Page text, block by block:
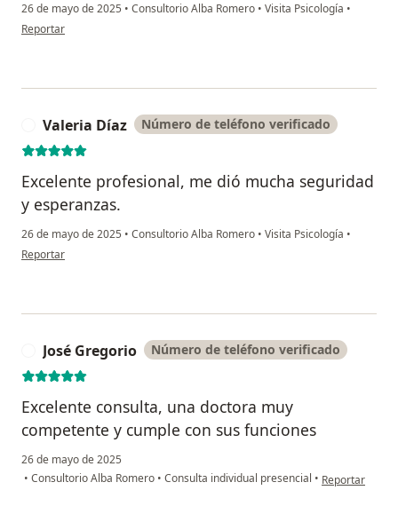
26 de mayo de 2025 • Consultorio Alba Romero • Visita Psicología •
en opinión del usuario M.S
Reportar
Valeria Díaz Número de teléfono verificado
Excelente profesional, me dió mucha seguridad
y esperanzas.
26 de mayo de 2025 • Consultorio Alba Romero • Visita Psicología •
en opinión del usuario Valeria Díaz
Reportar
José Gregorio Número de teléfono verificado
Excelente consulta, una doctora muy
competente y cumple con sus funciones
26 de mayo de 2025
• Consultorio Alba Romero • Consulta individual presencial • en opinión del
Reportar